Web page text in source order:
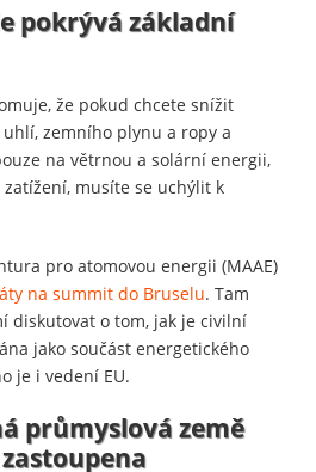
pokrývá základní
že pokud chcete snížit
zemního plynu a ropy a
na větrnou a solární energii,
musíte se uchýlit k
pro atomovou energii (MAAE)
na summit do Bruselu. Tam
diskutovat o tom, jak je civilní
jako součást energetického
je i vedení EU.
průmyslová země